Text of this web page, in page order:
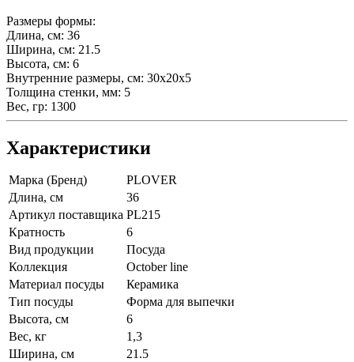
Размеры формы:
Длина, см: 36
Ширина, см: 21.5
Высота, см: 6
Внутренние размеры, см: 30х20х5
Толщина стенки, мм: 5
Вес, гр: 1300
Характеристики
Марка (Бренд)
PLOVER
Длина, см
36
Артикул поставщика PL215
Кратность
6
Вид продукции
Посуда
Коллекция
October line
Материал посуды
Керамика
Тип посуды
Форма для выпечки
Высота, см
6
Вес, кг
1,3
Ширина, см
21.5